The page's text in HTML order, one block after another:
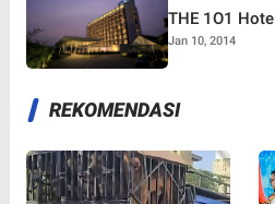
THE 1O1 Hotel
Jan 10, 2014
REKOMENDASI